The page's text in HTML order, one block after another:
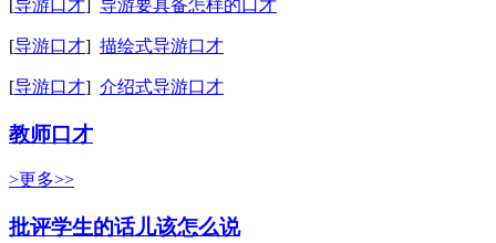
导游口才 导游要具备怎样的口才
[导游口才] 描绘式导游口才
[导游口才] 介绍式导游口才
教师口才
>更多>>
批评学生的话儿该怎么说